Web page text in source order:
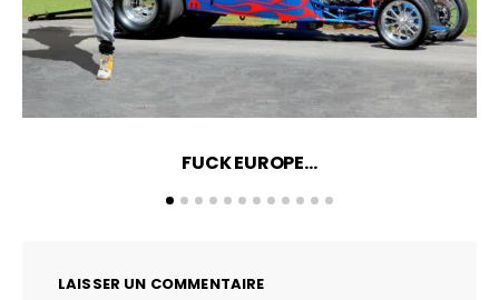
FUCK EUROPE…
LAISSER UN COMMENTAIRE